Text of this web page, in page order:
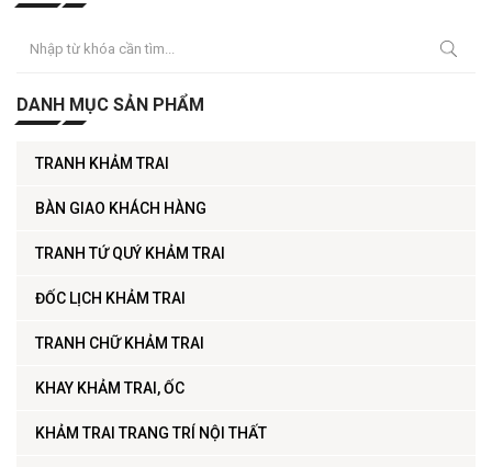
DANH MỤC SẢN PHẨM
TRANH KHẢM TRAI
BÀN GIAO KHÁCH HÀNG
TRANH TỨ QUÝ KHẢM TRAI
ĐỐC LỊCH KHẢM TRAI
TRANH CHỮ KHẢM TRAI
KHAY KHẢM TRAI, ỐC
KHẢM TRAI TRANG TRÍ NỘI THẤT